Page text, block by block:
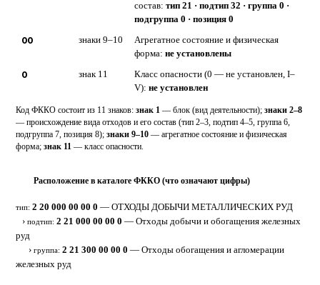
состав: тип 21 · подтип 32 · группа 0 ·
подгруппа 0 · позиция 0
00 знаки 9–10
Агрегатное состояние и физическая
форма: не установлены
0 знак 11
Класс опасности (0 — не установлен, I–
V): не установлен
Код ФККО состоит из 11 знаков: знак 1 — блок (вид деятельности); знаки 2–8
— происхождение вида отходов и его состав (тип 2–3, подтип 4–5, группа 6,
подгруппа 7, позиция 8); знаки 9–10 — агрегатное состояние и физическая
форма; знак 11 — класс опасности.
Расположение в каталоге ФККО (что означают цифры)
тип: 2 20 000 00 00 0 — ОТХОДЫ ДОБЫЧИ МЕТАЛЛИЧЕСКИХ РУД
› подтип: 2 21 000 00 00 0 — Отходы добычи и обогащения железных
руд
› группа: 2 21 300 00 00 0 — Отходы обогащения и агломерации
железных руд